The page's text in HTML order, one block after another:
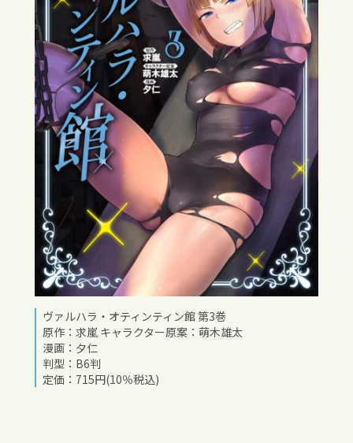
ヴァルハラ・オティンティン館 第3巻
原作：求嵐 キャラクター原案：萌木雄太
漫画：夕仁
判型：B6判
定価：715円(10％税込)